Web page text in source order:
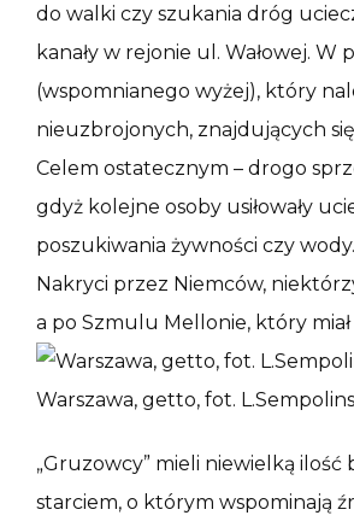
do walki czy szukania dróg
kanały w rejonie ul. Wałowej. W
(wspomnianego wyżej), który
nieuzbrojonych, znajdujących
Celem ostatecznym – drogo
gdyż kolejne osoby usiłowały
poszukiwania żywności czy
Nakryci przez Niemców,
a po Szmulu Mellonie, który
Warszawa, getto, fot.
„Gruzowcy” mieli niewielką
starciem, o którym wspominają